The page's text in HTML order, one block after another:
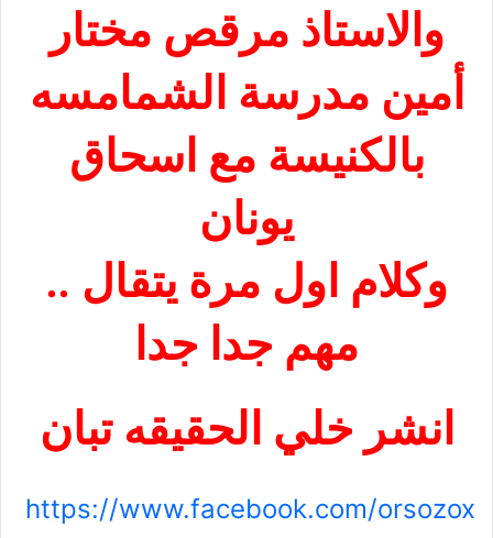
والاستاذ مرقص مختار
أمين مدرسة الشمامسه
بالكنيسة مع اسحاق
يونان
وكلام اول مرة يتقال ..
مهم جدا جدا
انشر خلي الحقيقه تبان
https://www.facebook.com/orsozox